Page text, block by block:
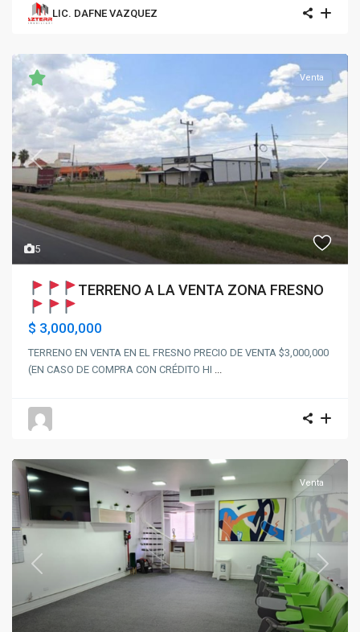
LIC. DAFNE VAZQUEZ
5
Previous Next
Venta
TERRENO A LA VENTA ZONA FRESNO
$ 3,000,000
TERRENO EN VENTA EN EL FRESNO PRECIO DE VENTA $3,000,000
(EN CASO DE COMPRA CON CRÉDITO HI
Previous Next
Venta